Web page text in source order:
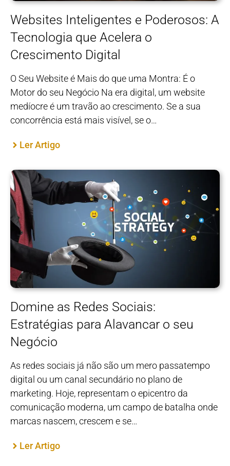
Websites Inteligentes e Poderosos: A
Tecnologia que Acelera o
Crescimento Digital
O Seu Website é Mais do que uma Montra: É o
Motor do seu Negócio Na era digital, um website
medíocre é um travão ao crescimento. Se a sua
concorrência está mais visível, se o…
Ler Artigo
Domine as Redes Sociais:
Estratégias para Alavancar o seu
Negócio
As redes sociais já não são um mero passatempo
digital ou um canal secundário no plano de
marketing. Hoje, representam o epicentro da
comunicação moderna, um campo de batalha onde
marcas nascem, crescem e se…
Ler Artigo